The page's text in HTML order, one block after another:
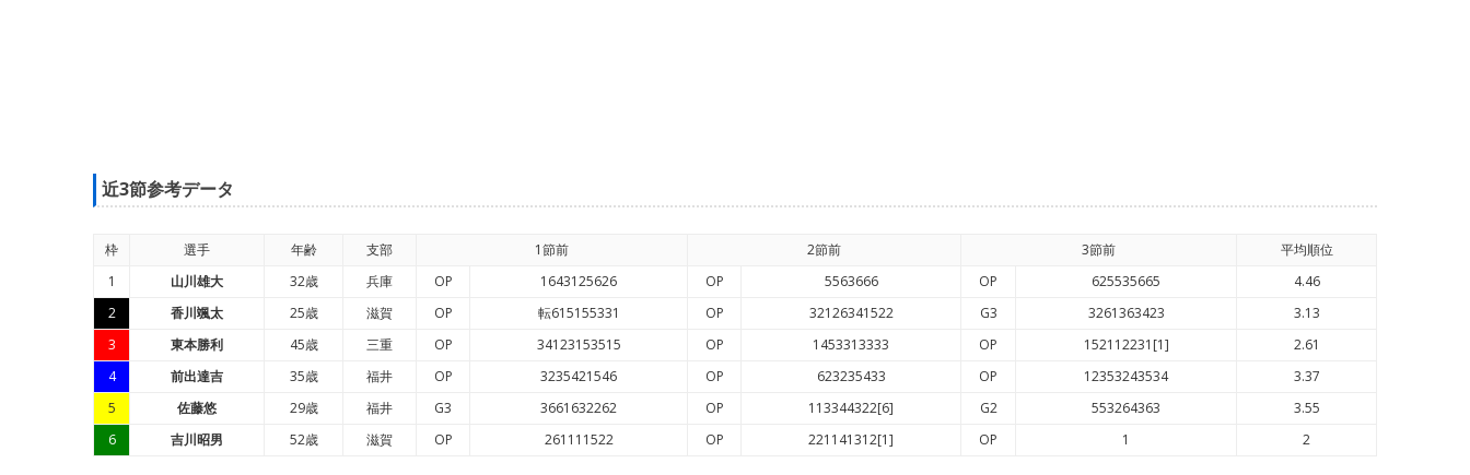
近3節参考データ
枠 選手 年齢 支部 1節前 2節前 3節前 平均順位
1
山川雄大 32歳 兵庫 OP 1643125626 OP 5563666 OP 625535665
4.46
2
香川颯太 25歳 滋賀 OP 転615155331 OP 32126341522 G3 3261363423
3.13
3
東本勝利 45歳 三重 OP 34123153515 OP 1453313333 OP 152112231[1]
2.61
4
前出達吉 35歳 福井 OP 3235421546 OP 623235433 OP 12353243534
3.37
5
佐藤悠 29歳 福井 G3 3661632262 OP 113344322[6] G2 553264363
3.55
6
吉川昭男 52歳 滋賀 OP 261111522 OP 221141312[1] OP 1 2